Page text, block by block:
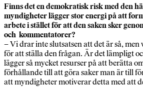
Finns det en demokratisk risk med den
myndigheter lägger stor energi på att
arbete i stället för att den saken sker
och kommentatorer?
– Vi drar inte slutsatsen att det är så,
för att ställa den frågan. Är det lämpligt
lägger så mycket resurser på att berätta
förhållande till att göra saker man är till
att myndigheter motiverar detta med att